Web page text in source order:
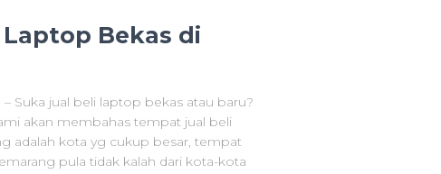
Bekas di
Suka jual beli laptop bekas atau baru?
akan membahas tempat jual beli
adalah kota yg cukup besar, tempat
pula tidak kalah dari kota-kota